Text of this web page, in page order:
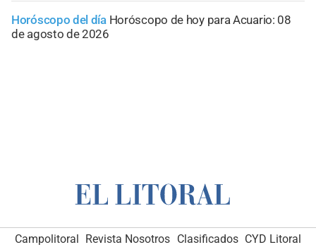
Horóscopo del día Horóscopo de hoy para Acuario: 08
de agosto de 2026
Campolitoral Revista Nosotros Clasificados CYD Litoral